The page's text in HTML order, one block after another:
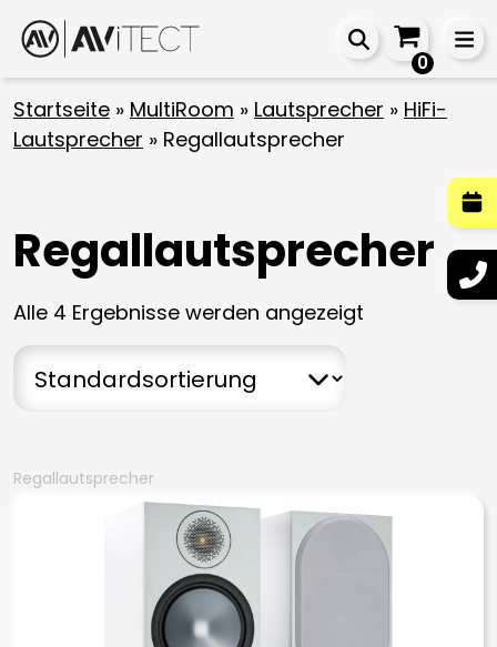
0
Startseite » MultiRoom » Lautsprecher » HiFi-
Lautsprecher » Regallautsprecher
Regallautsprecher
Alle 4 Ergebnisse werden angezeigt
Regallautsprecher